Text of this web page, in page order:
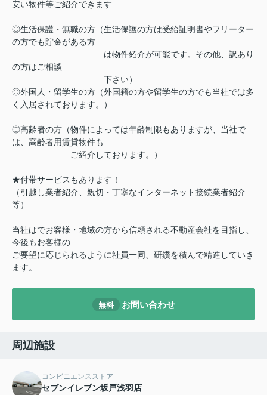
安い物件等ご紹介できます
◎生活保護・無職の方（生活保護の方は受給証明書やフリーター
の方でも貯金がある方
は物件紹介が可能です。その他、訳あり
の方はご相談
下さい）
◎外国人・留学生の方（外国籍の方や留学生の方でも当社では多
く入居されております。）
◎高齢者の方（物件によっては年齢制限もありますが、当社で
は、高齢者用賃貸物件も
ご紹介しております。）
★付帯サービスもあります！
（引越し業者紹介、親切・丁寧なインターネット接続業者紹介
等）
当社はでお客様・地域の方から信頼される不動産会社を目指し、
今後もお客様の
ご要望に応じられるように社員一同、研鑽を積んで精進していき
ます。
無料 お問い合わせ
周辺施設
コンビニエンスストア
セブンイレブン坂戸浅羽店